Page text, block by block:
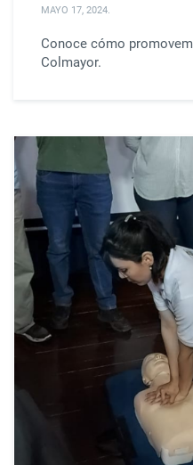
MAYO 17, 2024.
Conoce cómo
Colmayor.